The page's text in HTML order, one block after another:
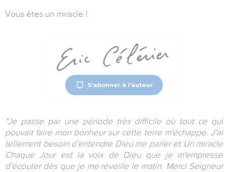
Vous êtes un miracle !
S'abonner à l'auteur
"Je passe par une période très difficile où tout ce qui
pouvait faire mon bonheur sur cette terre m'échappe. J'ai
tellement besoin d'entendre Dieu me parler et Un miracle
Chaque Jour est la voix de Dieu que je m'empresse
d'écouter dès que je me réveille le matin. Merci Seigneur